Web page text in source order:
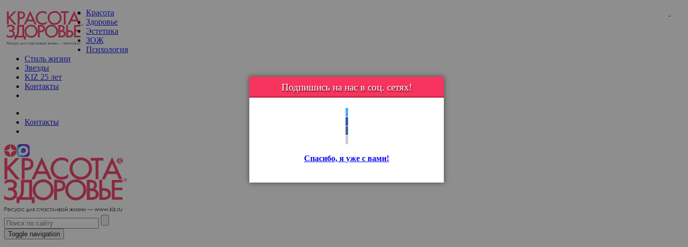
Красота
Здоровье
Эстетика
ЗОЖ
Психология
Стиль жизни
Звезды
KIZ 25 лет
Контакты
Контакты
Toggle navigation
Подпишись на нас в соц. сетях!
Спасибо, я уже с вами!